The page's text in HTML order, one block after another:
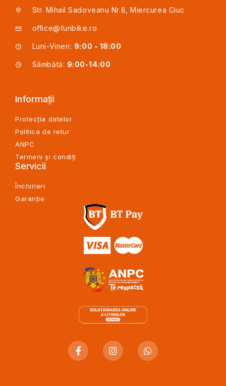
Str. Mihail Sadoveanu Nr.8, Miercurea Ciuc
office@funbike.ro
Luni-Vineri: 9:00 - 18:00
Sâmbătă: 9:00-14:00
Informații
Protecția datelor
Politica de retur
ANPC
Termeni și condiți
Servicii
Închirieri
Garanție